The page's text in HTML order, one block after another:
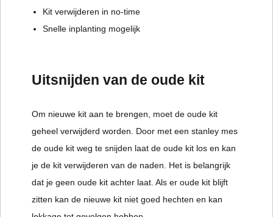
Kit verwijderen in no-time
Snelle inplanting mogelijk
Uitsnijden van de oude kit
Om nieuwe kit aan te brengen, moet de oude kit
geheel verwijderd worden. Door met een stanley mes
de oude kit weg te snijden laat de oude kit los en kan
je de kit verwijderen van de naden. Het is belangrijk
dat je geen oude kit achter laat. Als er oude kit blijft
zitten kan de nieuwe kit niet goed hechten en kan